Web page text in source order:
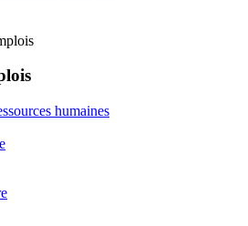
humaines